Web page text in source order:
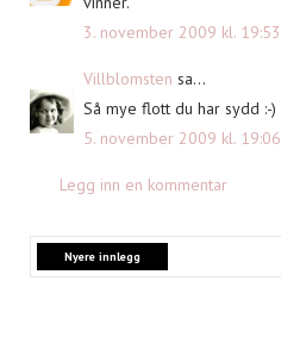
3. november 2009 kl. 19:53
Villblomsten sa...
Så mye flott du har sydd :-)
5. november 2009 kl. 19:06
Legg inn en kommentar
Nyere innlegg